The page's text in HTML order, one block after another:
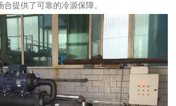
提供了可靠的冷源保障。